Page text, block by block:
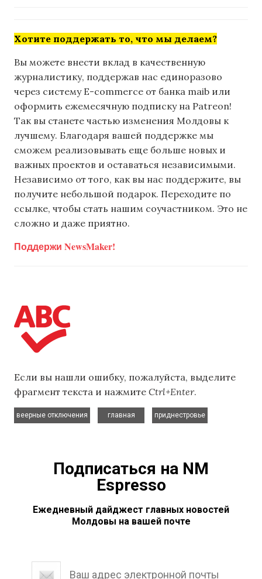
Хотите поддержать то, что мы делаем?
Вы можете внести вклад в качественную
журналистику, поддержав нас единоразово
через систему E-commerce от банка maib или
оформить ежемесячную подписку на Patreon!
Так вы станете частью изменения Молдовы к
лучшему. Благодаря вашей поддержке мы
сможем реализовывать еще больше новых и
важных проектов и оставаться независимыми.
Независимо от того, как вы нас поддержите, вы
получите небольшой подарок. Переходите по
ссылке, чтобы стать нашим соучастником. Это не
сложно и даже приятно.
Поддержи NewsMaker!
Если вы нашли ошибку, пожалуйста, выделите
фрагмент текста и нажмите Ctrl+Enter.
веерные отключения
главная
приднестровье
Подписаться на NM
Espresso
Ежедневный дайджест главных новостей
Молдовы на вашей почте